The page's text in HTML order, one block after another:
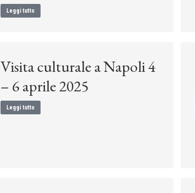
Leggi tutto
Visita culturale a Napoli 4
– 6 aprile 2025
Leggi tutto